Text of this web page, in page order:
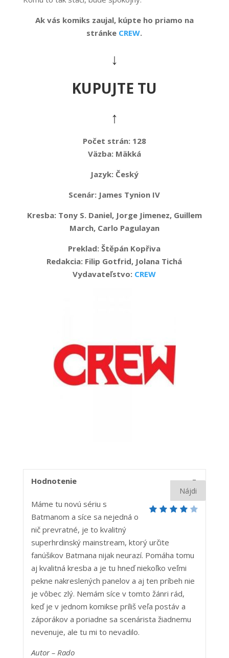
Ak vás komiks zaujal, kúpte ho priamo na
stránke CREW.
↓
KUPUJTE TU
↑
Počet strán: 128
Väzba: Mäkká
Jazyk:Český
Scenár: James Tynion IV
Kresba: Tony S. Daniel, Jorge Jimenez, Guillem
March, Carlo Pagulayan
Preklad: Štěpán Kopřiva
Redakcia: Filip Gotfrid, Jolana Tichá
Vydavateľstvo: CREW
4
Hodnotenie
Máme tu novú sériu s
Batmanom a síce sa nejedná o
nič prevratné, je to kvalitný
superhrdinský mainstream, ktorý určite
fanúšikov Batmana nijak neurazí. Pomáha tomu
aj kvalitná kresba a je tu hneď niekoľko veľmi
pekne nakreslených panelov a aj ten príbeh nie
je vôbec zlý. Nemám síce v tomto žánri rád,
keď je v jednom komikse príliš veľa postáv a
záporákov a poriadne sa scenárista žiadnemu
nevenuje, ale tu mi to nevadilo.
Autor – Rado